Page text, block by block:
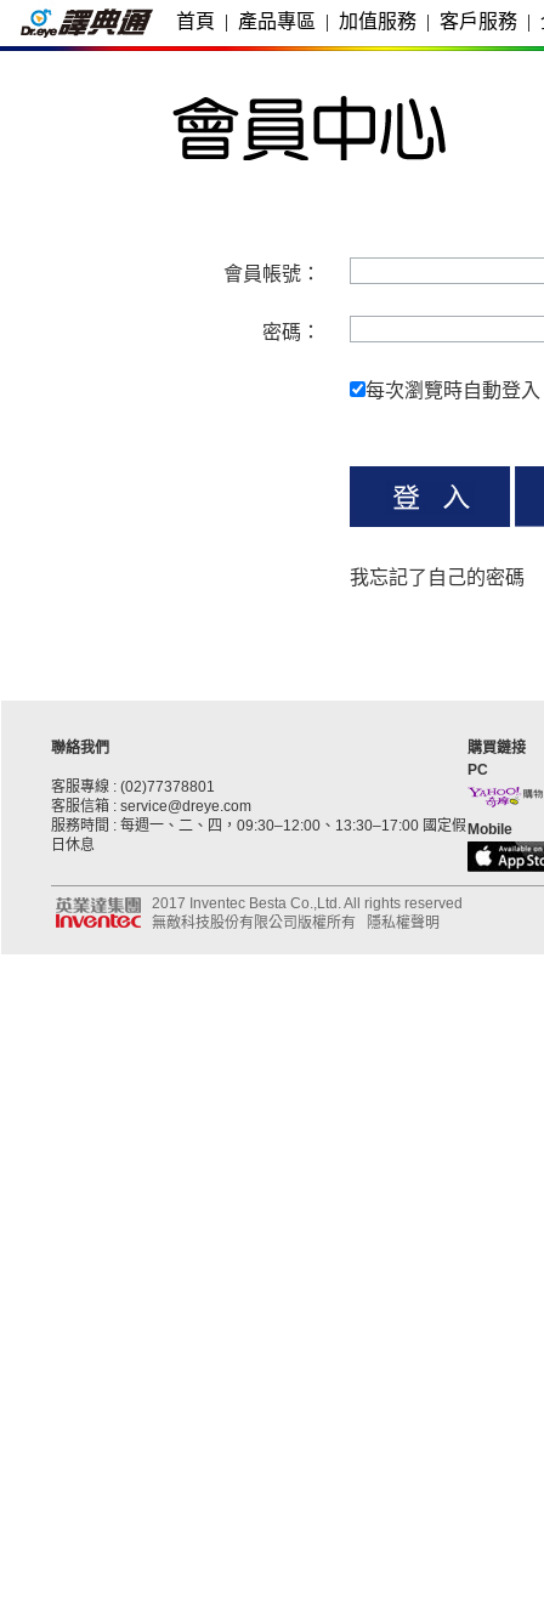
首頁 | 產品專區 | 加值服務 | 客戶服務 |
會員帳號：
密碼：
每次瀏覽時自動登入
我忘記了自己的密碼
聯絡我們
客服專線 : (02)77378801
客服信箱 : service@dreye.com
服務時間 : 每週一、二、四，09:30–12:00、13:30–17:00 國定假
日休息
購買鏈接
PC
Mobile
2017 Inventec Besta Co.,Ltd. All rights reserved
無敵科技股份有限公司版權所有
隱私權聲明